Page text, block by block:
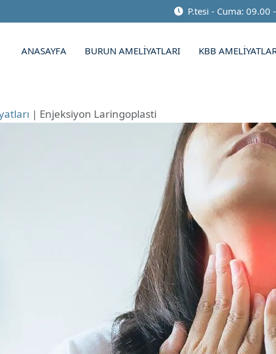
P.tesi - Cuma: 09.00
ANASAYFA BURUN AMELIYATLARI KBB
| Enjeksiyon Laringoplasti